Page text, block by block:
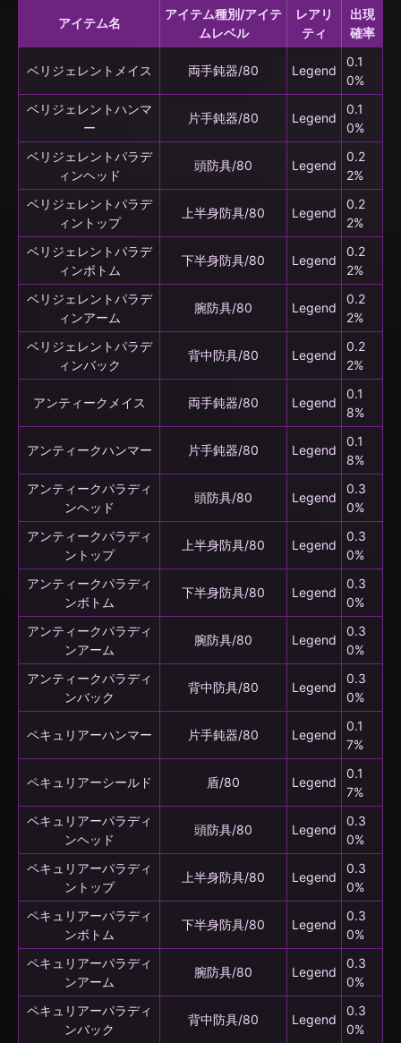
アイテム名
アイテム種別/アイテ
ムレベル
レアリ
ティ
出現
確率
ベリジェレントメイス 両手鈍器/80 Legend
0.1
0%
ベリジェレントハンマ
ー
片手鈍器/80 Legend
0.1
0%
ベリジェレントパラデ
ィンヘッド
頭防具/80 Legend
0.2
2%
ベリジェレントパラデ
ィントップ
上半身防具/80 Legend
0.2
2%
ベリジェレントパラデ
ィンボトム
下半身防具/80 Legend
0.2
2%
ベリジェレントパラデ
ィンアーム
腕防具/80 Legend
0.2
2%
ベリジェレントパラデ
ィンバック
背中防具/80 Legend
0.2
2%
アンティークメイス 両手鈍器/80 Legend
0.1
8%
アンティークハンマー 片手鈍器/80 Legend
0.1
8%
アンティークパラディ
ンヘッド
頭防具/80 Legend
0.3
0%
アンティークパラディ
ントップ
上半身防具/80 Legend
0.3
0%
アンティークパラディ
ンボトム
下半身防具/80 Legend
0.3
0%
アンティークパラディ
ンアーム
腕防具/80 Legend
0.3
0%
アンティークパラディ
ンバック
背中防具/80 Legend
0.3
0%
ペキュリアーハンマー 片手鈍器/80 Legend
0.1
7%
ペキュリアーシールド 盾/80 Legend
0.1
7%
ペキュリアーパラディ
ンヘッド
頭防具/80 Legend
0.3
0%
ペキュリアーパラディ
ントップ
上半身防具/80 Legend
0.3
0%
ペキュリアーパラディ
ンボトム
下半身防具/80 Legend
0.3
0%
ペキュリアーパラディ
ンアーム
腕防具/80 Legend
0.3
0%
ペキュリアーパラディ
ンバック
背中防具/80 Legend
0.3
0%